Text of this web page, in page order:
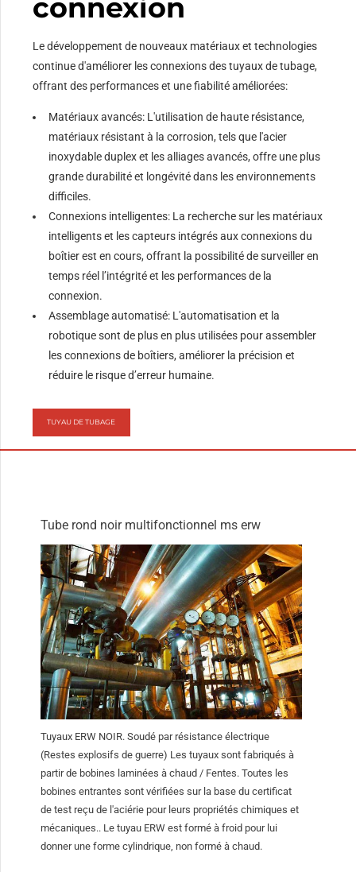
connexion
Le développement de nouveaux matériaux et technologies
continue d'améliorer les connexions des tuyaux de tubage,
offrant des performances et une fiabilité améliorées:
Matériaux avancés: L'utilisation de haute résistance,
matériaux résistant à la corrosion, tels que l'acier
inoxydable duplex et les alliages avancés, offre une plus
grande durabilité et longévité dans les environnements
difficiles.
Connexions intelligentes: La recherche sur les matériaux
intelligents et les capteurs intégrés aux connexions du
boîtier est en cours, offrant la possibilité de surveiller en
temps réel l’intégrité et les performances de la
connexion.
Assemblage automatisé: L'automatisation et la
robotique sont de plus en plus utilisées pour assembler
les connexions de boîtiers, améliorer la précision et
réduire le risque d’erreur humaine.
TUYAU DE TUBAGE
Tube rond noir multifonctionnel ms erw
Tuyaux ERW NOIR. Soudé par résistance électrique
(Restes explosifs de guerre) Les tuyaux sont fabriqués à
partir de bobines laminées à chaud / Fentes. Toutes les
bobines entrantes sont vérifiées sur la base du certificat
de test reçu de l'aciérie pour leurs propriétés chimiques et
mécaniques.. Le tuyau ERW est formé à froid pour lui
donner une forme cylindrique, non formé à chaud.